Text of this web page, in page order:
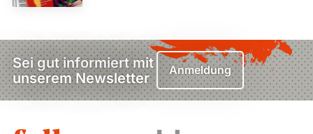
Sei gut informiert mit
unserem Newsletter
Anmeldung